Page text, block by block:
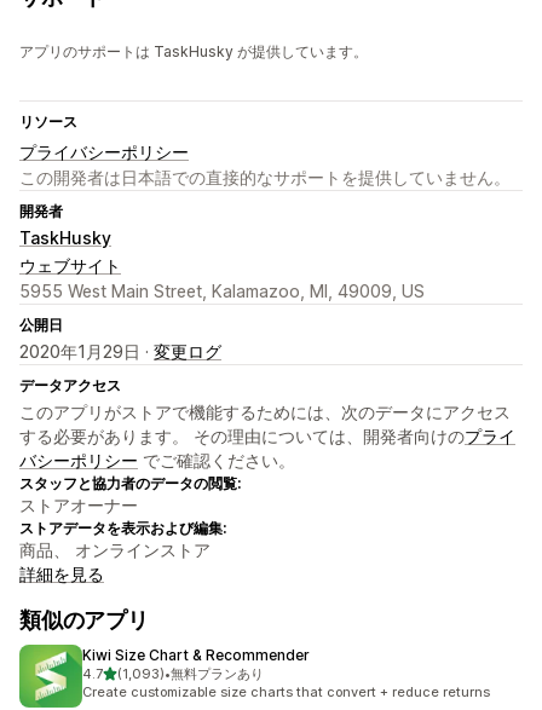
アプリのサポートは TaskHusky が提供しています。
リソース
プライバシーポリシー
この開発者は日本語での直接的なサポートを提供していません。
開発者
TaskHusky
ウェブサイト
5955 West Main Street, Kalamazoo, MI, 49009, US
公開日
2020年1月29日 · 変更ログ
データアクセス
このアプリがストアで機能するためには、次のデータにアクセス
する必要があります。 その理由については、開発者向けのプライ
バシーポリシー でご確認ください。
スタッフと協力者のデータの閲覧:
ストアオーナー
ストアデータを表示および編集:
商品、 オンラインストア
詳細を見る
類似のアプリ
Kiwi Size Chart & Recommender
4.75つ星中
(1,093)
合計レビュー数：1093件
•無料プランあり
Create customizable size charts that convert + reduce returns